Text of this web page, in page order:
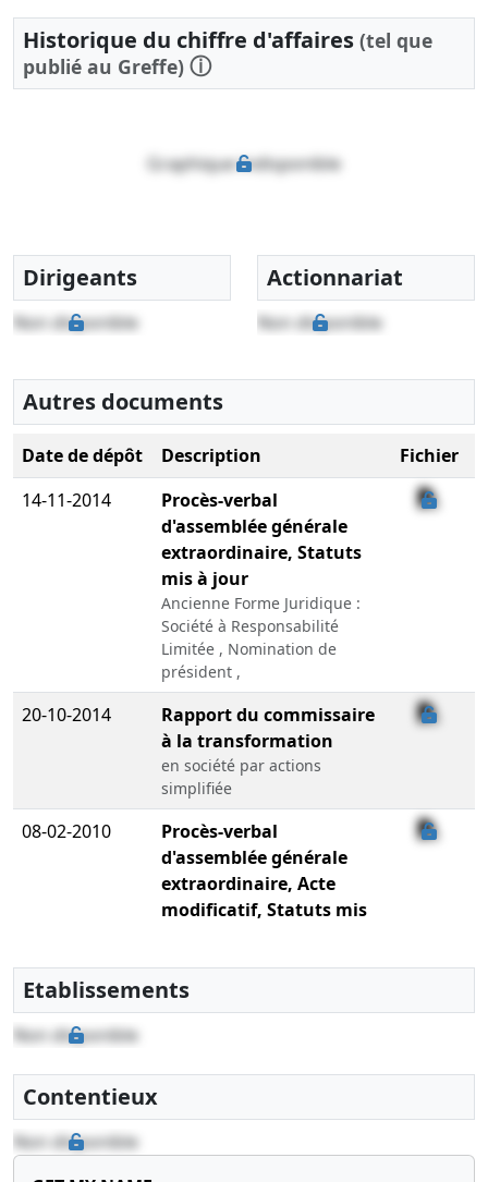
Historique du chiffre d'affaires (tel que
publié au Greffe) ⓘ
Graphique indisponible
Dirigeants
Non disponible
Actionnariat
Non disponible
Autres documents
Date de dépôt Description
Fichier
14-11-2014
Procès-verbal
d'assemblée générale
extraordinaire, Statuts
mis à jour
Ancienne Forme Juridique :
Société à Responsabilité
Limitée , Nomination de
président ,
20-10-2014
Rapport du commissaire
à la transformation
en société par actions
simplifiée
08-02-2010
Procès-verbal
d'assemblée générale
extraordinaire, Acte
modificatif, Statuts mis
KIERES et melle Patricia
08-02-2010
d'assemblée générale
Etablissements
Non disponible
Contentieux
Non disponible